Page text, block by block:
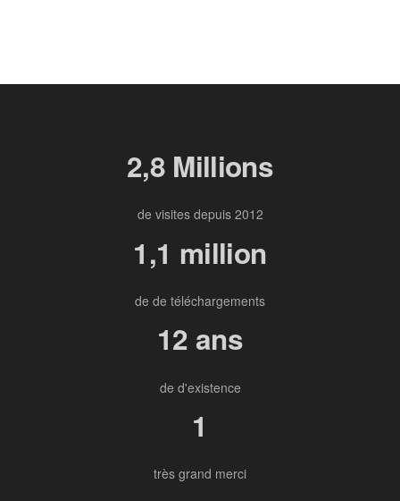
2,8 Millions
de visites depuis 2012
1,1 million
de de téléchargements
12 ans
de d'existence
1
très grand merci